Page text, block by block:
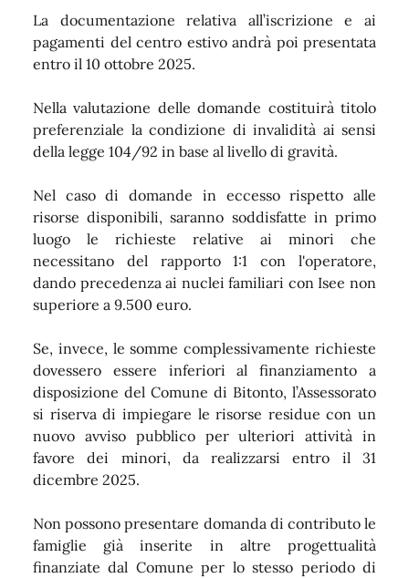
La documentazione relativa all’iscrizione e ai
pagamenti del centro estivo andrà poi presentata
entro il 10 ottobre 2025.
Nella valutazione delle domande costituirà titolo
preferenziale la condizione di invalidità ai sensi
della legge 104/92 in base al livello di gravità.
Nel caso di domande in eccesso rispetto alle
risorse disponibili, saranno soddisfatte in primo
luogo le richieste relative ai minori che
necessitano del rapporto 1:1 con l'operatore,
dando precedenza ai nuclei familiari con Isee non
superiore a 9.500 euro.
Se, invece, le somme complessivamente richieste
dovessero essere inferiori al finanziamento a
disposizione del Comune di Bitonto, l’Assessorato
si riserva di impiegare le risorse residue con un
nuovo avviso pubblico per ulteriori attività in
favore dei minori, da realizzarsi entro il 31
dicembre 2025.
Non possono presentare domanda di contributo le
famiglie già inserite in altre progettualità
finanziate dal Comune per lo stesso periodo di